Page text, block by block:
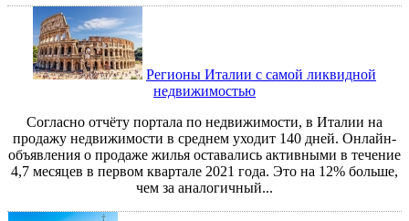
Регионы Италии с самой ликвидной
недвижимостью
Согласно отчёту портала по недвижимости, в Италии на
продажу недвижимости в среднем уходит 140 дней. Онлайн-
объявления о продаже жилья оставались активными в течение
4,7 месяцев в первом квартале 2021 года. Это на 12% больше,
чем за аналогичный...